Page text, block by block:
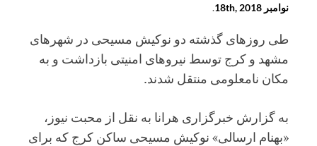
نوامبر 18th, 2018 .
طی روزهای گذشته دو نوکیش مسیحی در شهرهای
مشهد و کرج توسط نیروهای امنیتی بازداشت و به
مکان نامعلومی منتقل شدند.
به گزارش خبرگزاری هرانا به نقل از محبت نیوز،
«بهنام ارسالی» نوکیش مسیحی ساکن کرج که برای